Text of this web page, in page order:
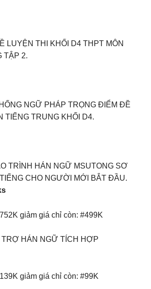
LUYỆN THI KHỐI D4 THPT MÔN
TẬP 2.
NGỮ PHÁP TRỌNG ĐIỂM ĐỀ
TIẾNG TRUNG KHỐI D4.
TRÌNH HÁN NGỮ MSUTONG SƠ
CHO NGƯỜI MỚI BẮT ĐẦU.
giảm giá chỉ còn: #499K
TRỢ HÁN NGỮ TÍCH HỢP
giảm giá chỉ còn: #99K